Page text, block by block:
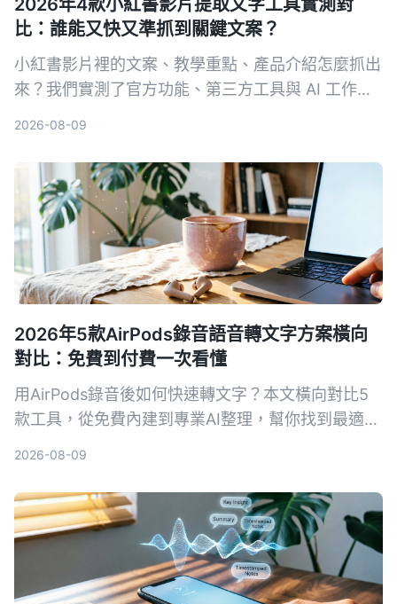
2026年4款小紅書影片提取文字工具實測對
比：誰能又快又準抓到關鍵文案？
小紅書影片裡的文案、教學重點、產品介紹怎麼抓出
來？我們實測了官方功能、第三方工具與 AI 工作
2026-08-09
2026年5款AirPods錄音語音轉文字方案橫向
對比：免費到付費一次看懂
用AirPods錄音後如何快速轉文字？本文橫向對比5
款工具，從免費內建到專業AI整理，幫你找到最適合
2026-08-09